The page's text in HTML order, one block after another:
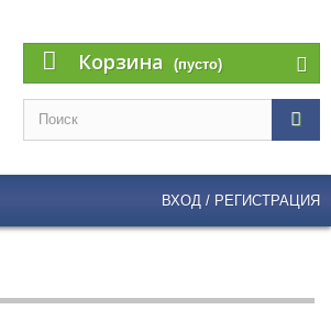
Корзина (пусто)
ВХОД / РЕГИСТРАЦИЯ